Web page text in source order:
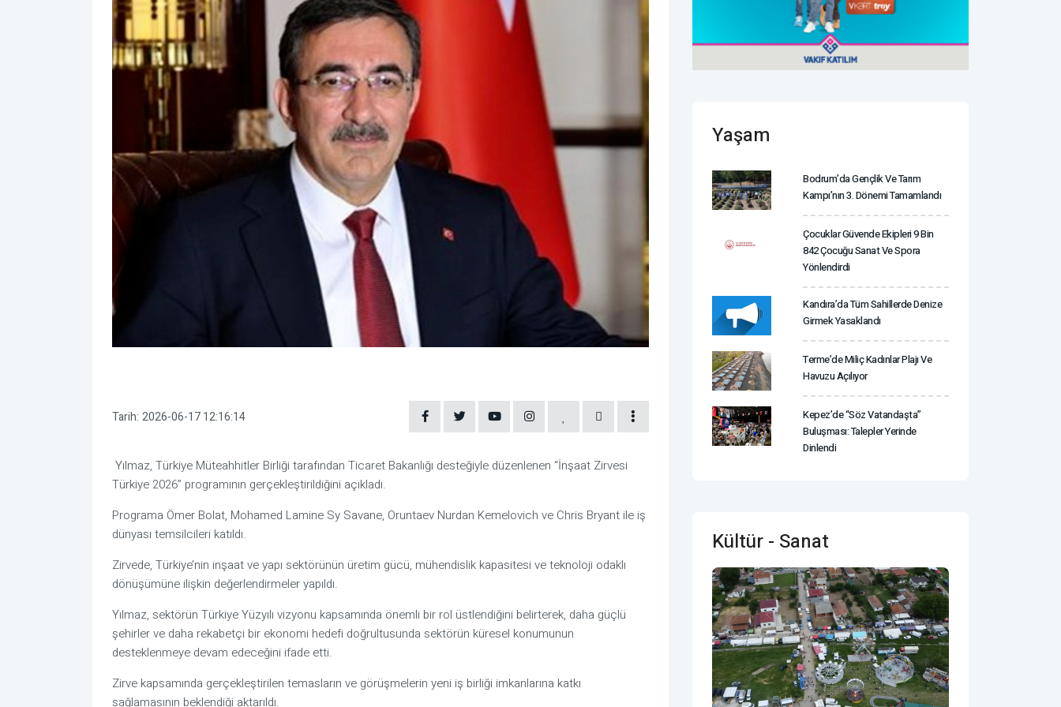
Tarih: 2026-06-17 12:16:14
Yılmaz, Türkiye Müteahhitler Birliği tarafından Ticaret Bakanlığı desteğiyle düzenlenen “İnşaat Zirvesi
Türkiye 2026” programının gerçekleştirildiğini açıkladı.
Programa Ömer Bolat, Mohamed Lamine Sy Savane, Oruntaev Nurdan Kemelovich ve Chris Bryant ile iş
dünyası temsilcileri katıldı.
Zirvede, Türkiye’nin inşaat ve yapı sektörünün üretim gücü, mühendislik kapasitesi ve teknoloji odaklı
dönüşümüne ilişkin değerlendirmeler yapıldı.
Yılmaz, sektörün Türkiye Yüzyılı vizyonu kapsamında önemli bir rol üstlendiğini belirterek, daha güçlü
şehirler ve daha rekabetçi bir ekonomi hedefi doğrultusunda sektörün küresel konumunun
desteklenmeye devam edeceğini ifade etti.
Zirve kapsamında gerçekleştirilen temasların ve görüşmelerin yeni iş birliği imkanlarına katkı
sağlamasının beklendiği aktarıldı.
Yaşam
Bodrum’da Gençlik Ve Tarım
Kampı’nın 3. Dönemi Tamamlandı
Çocuklar Güvende Ekipleri 9 Bin
842 Çocuğu Sanat Ve Spora
Yönlendirdi
Kandıra’da Tüm Sahillerde Denize
Girmek Yasaklandı
Terme’de Miliç Kadınlar Plajı Ve
Havuzu Açılıyor
Kepez’de “Söz Vatandaşta”
Buluşması: Talepler Yerinde
Dinlendi
Kültür - Sanat